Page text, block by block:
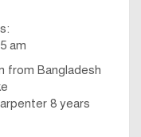
am
from Bangladesh
8 years